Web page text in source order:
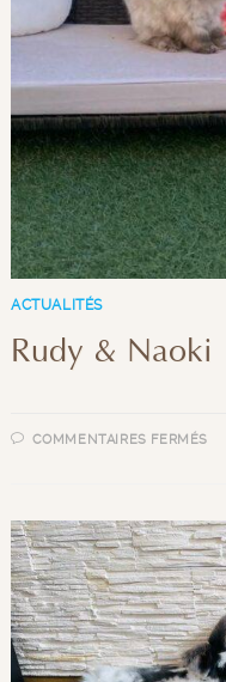
ACTUALITÉS
Rudy & Naoki
COMMENTAIRES FERMÉS